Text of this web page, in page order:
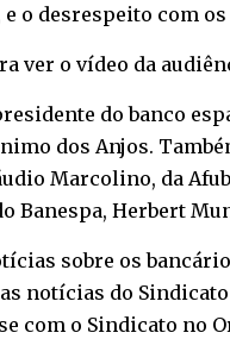
o desrespeito com
ver o vídeo da
do banco
dos Anjos.
Marcolino, da
Banespa, Herbert
sobre os
notícias do
com o Sindicato no